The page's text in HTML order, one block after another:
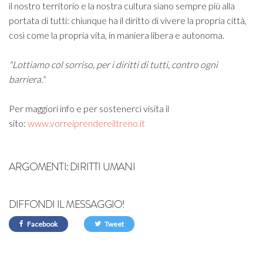
il nostro territorio e la nostra cultura siano sempre più alla
portata di tutti: chiunque ha il diritto di vivere la propria città,
così come la propria vita, in maniera libera e autonoma.
"Lottiamo col sorriso, per i diritti di tutti, contro ogni
barriera."
Per maggiori info e per sostenerci visita il
sito: www.vorreiprendereiltreno.it
ARGOMENTI:DIRITTI UMANI
DIFFONDI IL MESSAGGIO!
Facebook Tweet